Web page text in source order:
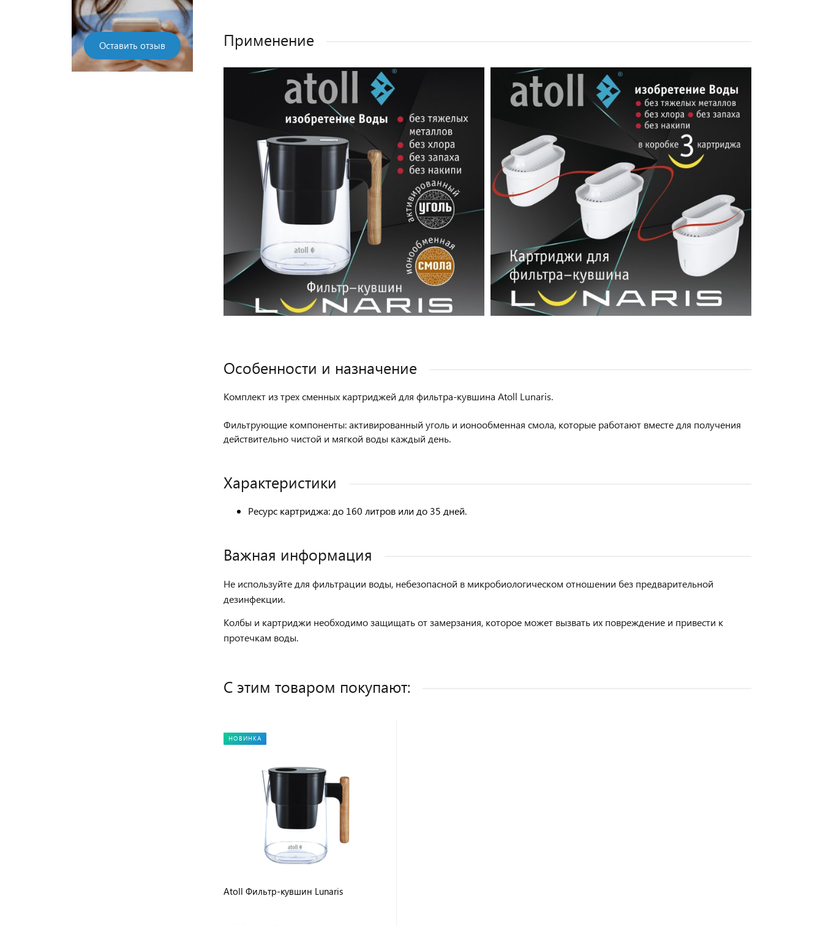
Оставить отзыв Применение
Особенности и назначение
Комплект из трех сменных картриджей для фильтра-кувшина Atoll Lunaris.
Фильтрующие компоненты: активированный уголь и ионообменная смола, которые работают вместе для получения
действительно чистой и мягкой воды каждый день.
Характеристики
Ресурс картриджа: до 160 литров или до 35 дней.
Важная информация
Не используйте для фильтрации воды, небезопасной в микробиологическом отношении без предварительной
дезинфекции.
Колбы и картриджи необходимо защищать от замерзания, которое может вызвать их повреждение и привести к
протечкам воды.
С этим товаром покупают:
НОВИНКА
Atoll Фильтр-кувшин Lunaris